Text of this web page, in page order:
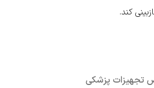
کند.
تجهیزات پزشکی